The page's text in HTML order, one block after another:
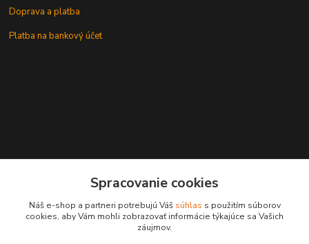
Doprava a platba
Platba na bankový účet
leksunsro@gmail.com
Spracovanie cookies
Náš e-shop a partneri potrebujú Váš súhlas s použitím súborov
cookies, aby Vám mohli zobrazovať informácie týkajúce sa Vašich
záujmov.